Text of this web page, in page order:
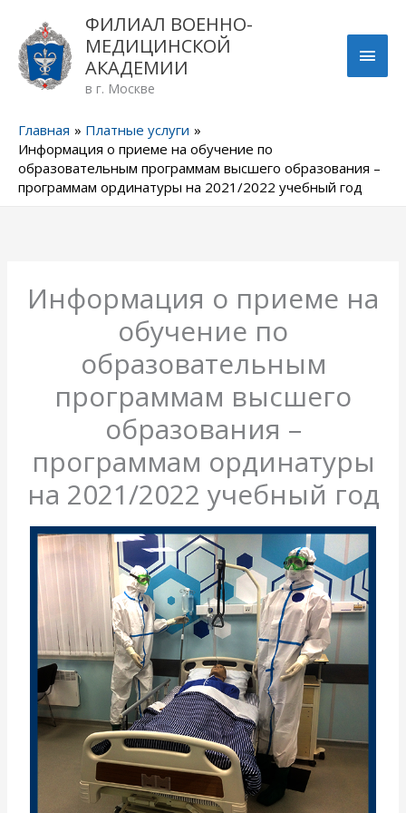
содержимому
ФИЛИАЛ ВОЕННО-
МЕДИЦИНСКОЙ
АКАДЕМИИ
в г. Москве
Главная
Платные услуги
Информация о приеме на обучение по
образовательным программам высшего образования –
программам ординатуры на 2021/2022 учебный год
Информация о приеме на
обучение по
образовательным
программам высшего
образования –
программам ординатуры
на 2021/2022 учебный год